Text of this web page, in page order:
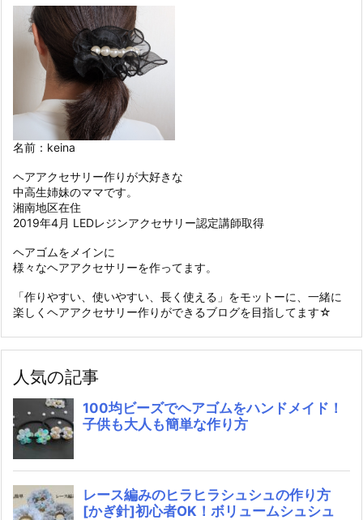
名前：keina
ヘアアクセサリー作りが大好きな
中高生姉妹のママです。
湘南地区在住
2019年4月 LEDレジンアクセサリー認定講師取得
ヘアゴムをメインに
様々なヘアアクセサリーを作ってます。
「作りやすい、使いやすい、長く使える」をモットーに、一緒に
楽しくヘアアクセサリー作りができるブログを目指してます☆
人気の記事